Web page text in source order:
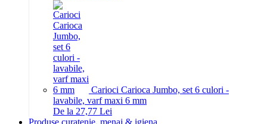
Carioci Carioca Jumbo, set 6 culori -
lavabile, varf maxi 6 mm
De la 27,77 Lei
Produse curatenie, menaj & igiena